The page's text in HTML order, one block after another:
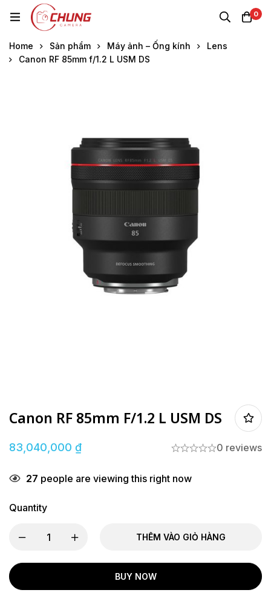
0
Home Sản phẩm Máy ảnh – Ống kính
Lens
Canon RF 85mm f/1.2 L USM DS
Canon RF 85mm F/1.2 L USM DS
83,040,000 ₫ 0 reviews
27 people are viewing this right now
Quantity
THÊM VÀO GIỎ HÀNG
BUY NOW